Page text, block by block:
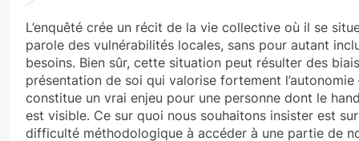
L’enquêté crée un récit de la vie collective où il se
parole des vulnérabilités locales, sans pour autant
besoins. Bien sûr, cette situation peut résulter des
présentation de soi qui valorise fortement l’autonomie
constitue un vrai enjeu pour une personne dont le
est visible. Ce sur quoi nous souhaitons insister est
difficulté méthodologique à accéder à une partie de